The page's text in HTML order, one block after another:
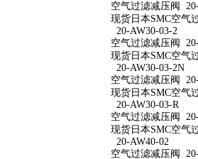
空气过滤减压阀
现货日本SMC空气
20-AW30-03-2
空气过滤减压阀
现货日本SMC空气
20-AW30-03-2N
空气过滤减压阀
现货日本SMC空气
20-AW30-03-R
空气过滤减压阀
现货日本SMC空气
20-AW40-02
空气过滤减压阀